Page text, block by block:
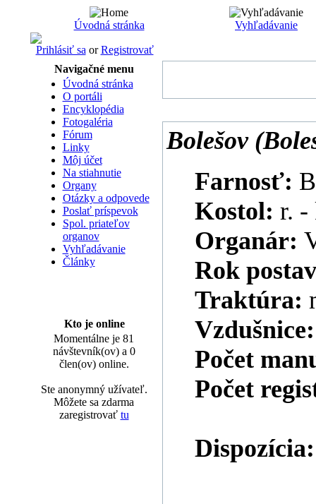
Úvodná stránka Vyhľadávanie
Prihlásiť sa orRegistrovať
Navigačné menu
Úvodná stránka
O portáli
Encyklopédia
Fotogaléria
Fórum
Linky
Môj účet
Na stiahnutie
Organy
Otázky a odpovede
Poslať príspevok
Spol. priateľov
organov
Vyhľadávanie
Články
Kto je online
Momentálne je 81
návštevník(ov) a 0
člen(ov) online.
Ste anonymný užívateľ.
Môžete sa zdarma
zaregistrovať tu
Bolešov
Farnosť:
Kostol: r. -
Organár:
Rok
Traktúra:
Počet
Počet
Dispozícia: